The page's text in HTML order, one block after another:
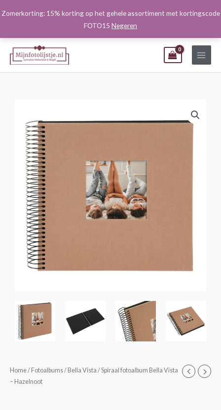
Zomerkorting: 15% korting op het gehele assortiment met kortingscode
FOTO15 Negeren
naar
Home/ Fotoalbums/ Bella Vista / Spiraal fotoalbum Bella Vista
– Hazelnoot
Spiraal
fotoalbum